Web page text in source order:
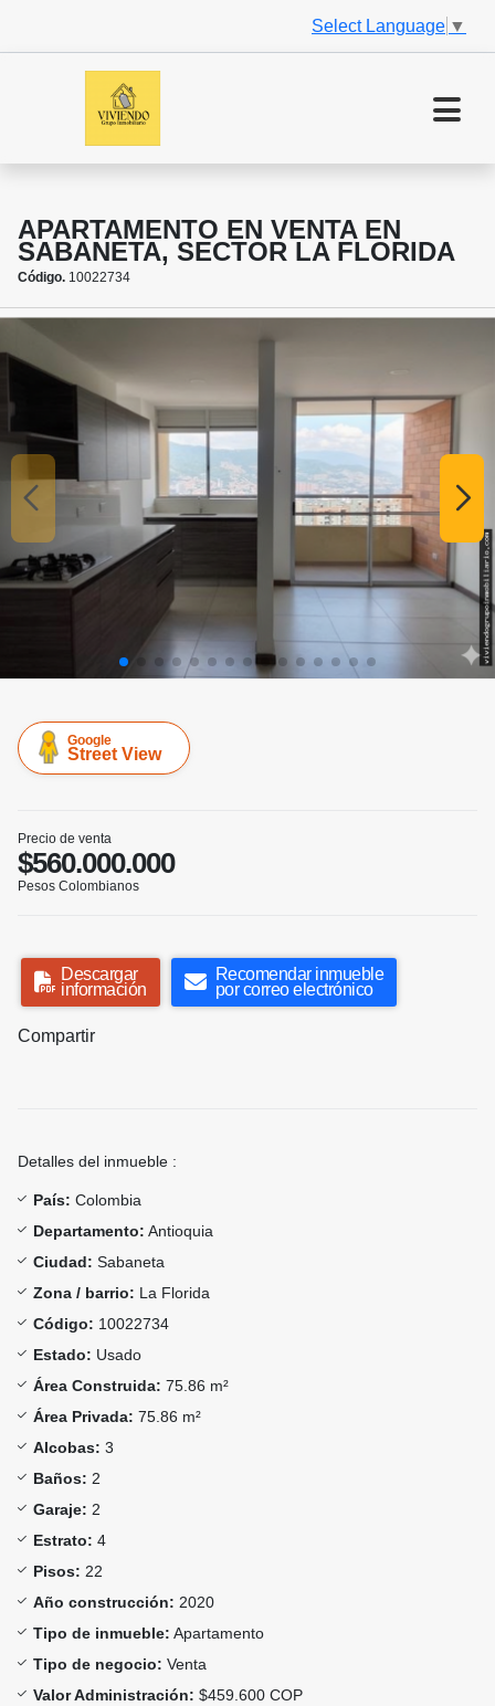
Select Language ▼
APARTAMENTO EN VENTA EN
SABANETA, SECTOR LA FLORIDA
Código. 10022734
Google
Street View
Precio de venta
$560.000.000
Pesos Colombianos
Descargar
información
Recomendar inmueble
por correo electrónico
Compartir
Detalles del inmueble :
País: Colombia
Departamento: Antioquia
Ciudad: Sabaneta
Zona / barrio: La Florida
Código: 10022734
Estado: Usado
Área Construida: 75.86 m²
Área Privada: 75.86 m²
Alcobas: 3
Baños: 2
Garaje: 2
Estrato: 4
Pisos: 22
Año construcción: 2020
Tipo de inmueble: Apartamento
Tipo de negocio: Venta
Valor Administración: $459.600 COP